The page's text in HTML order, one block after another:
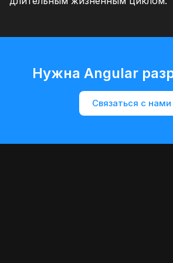
Нужна Angular
Связаться с нами